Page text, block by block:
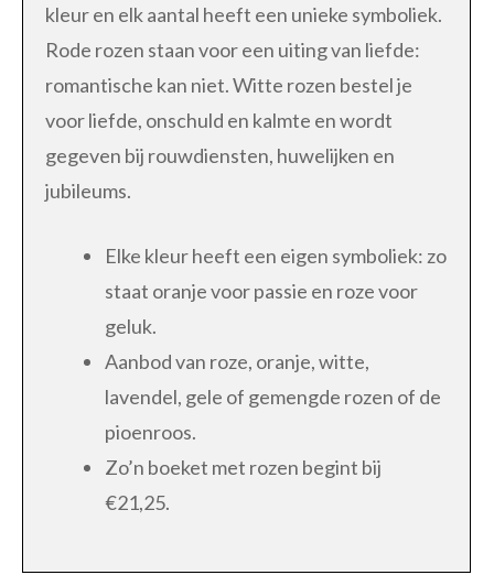
kleur en elk aantal heeft een unieke symboliek.
Rode rozen staan voor een uiting van liefde:
romantische kan niet. Witte rozen bestel je
voor liefde, onschuld en kalmte en wordt
gegeven bij rouwdiensten, huwelijken en
jubileums.
Elke kleur heeft een eigen symboliek: zo
staat oranje voor passie en roze voor
geluk.
Aanbod van roze, oranje, witte,
lavendel, gele of gemengde rozen of de
pioenroos.
Zo’n boeket met rozen begint bij
€21,25.